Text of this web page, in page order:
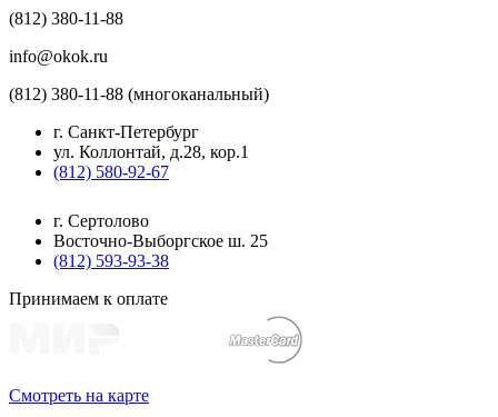
(812) 380-11-88
info@okok.ru
(812) 380-11-88 (многоканальный)
г. Санкт-Петербург
ул. Коллонтай, д.28, кор.1
(812) 580-92-67
г. Сертолово
Восточно-Выборгское ш. 25
(812) 593-93-38
Принимаем к оплате
Смотреть на карте